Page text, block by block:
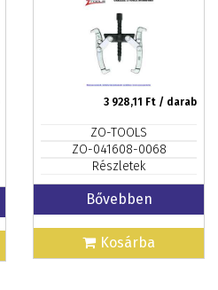
3 928,11 Ft / darab
ZO-TOOLS
ZO-041608-0068
Részletek
Bővebben
Kosárba